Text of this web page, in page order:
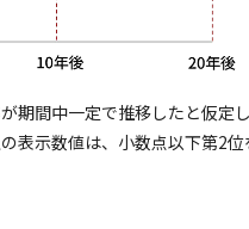
期間中一定で推移したと仮定し
表示数値は、小数点以下第2位